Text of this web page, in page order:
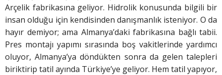
Arçelik fabrikasına geliyor. Hidrolik konusunda bilgili bir
insan olduğu için kendisinden danışmanlık isteniyor. O da
hayır demiyor; ama Almanya’daki fabrikasına bağlı tabii.
Pres montajı yapımı sırasında boş vakitlerinde yardımcı
oluyor, Almanya’ya döndükten sonra da gelen talepleri
biriktirip tatil ayında Türkiye’ye geliyor. Hem tatil yapıyor,